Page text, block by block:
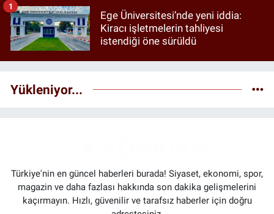
Ege Üniversitesi’nde yeni iddia:
Kiracı işletmelerin tahliyesi
istendiği öne sürüldü
1
Yükleniyor...
Türkiye'nin en güncel haberleri burada! Siyaset, ekonomi, spor,
magazin ve daha fazlası hakkında son dakika gelişmelerini
kaçırmayın. Hızlı, güvenilir ve tarafsız haberler için doğru